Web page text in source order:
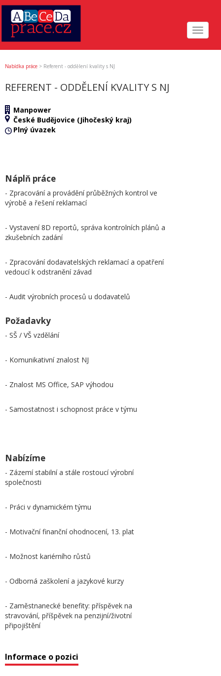
Toggle
Nabídka práce > Referent - oddělení kvality s NJ
REFERENT - ODDĚLENÍ KVALITY S NJ
Manpower
České Budějovice (Jihočeský kraj)
Plný úvazek
Náplň práce
- Zpracování a provádění průběžných kontrol ve
výrobě a řešení reklamací
- Vystavení 8D reportů, správa kontrolních plánů a
zkušebních zadání
- Zpracování dodavatelských reklamací a opatření
vedoucí k odstranění závad
- Audit výrobních procesů u dodavatelů
Požadavky
- SŠ / VŠ vzdělání
- Komunikativní znalost NJ
- Znalost MS Office, SAP výhodou
- Samostatnost i schopnost práce v týmu
Nabízíme
- Zázemí stabilní a stále rostoucí výrobní
společnosti
- Práci v dynamickém týmu
- Motivační finanční ohodnocení, 13. plat
- Možnost kariérního růstů
- Odborná zaškolení a jazykové kurzy
- Zaměstnanecké benefity: příspěvek na
stravování, příšpěvek na penzijní/životní
připojištění
Informace o pozici